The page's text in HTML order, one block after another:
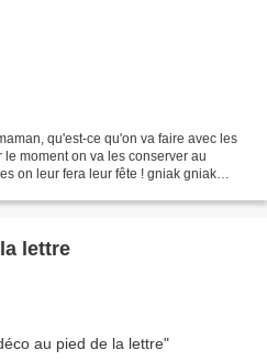
qu'est-ce qu'on va faire avec les
moment on va les conserver au
on leur fera leur fête ! gniak gniak
lettre